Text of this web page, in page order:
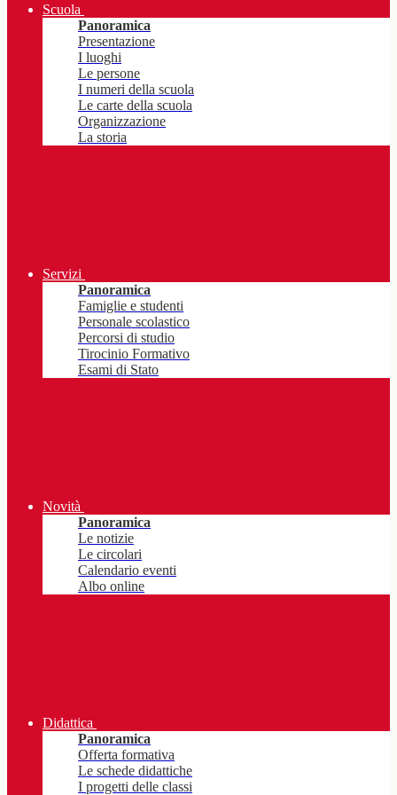
Scuola
Panoramica
Presentazione
I luoghi
Le persone
I numeri della scuola
Le carte della scuola
Organizzazione
La storia
Servizi
Panoramica
Famiglie e studenti
Personale scolastico
Percorsi di studio
Tirocinio Formativo
Esami di Stato
Novità
Panoramica
Le notizie
Le circolari
Calendario eventi
Albo online
Didattica
Panoramica
Offerta formativa
Le schede didattiche
I progetti delle classi